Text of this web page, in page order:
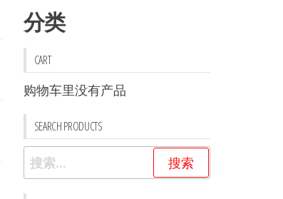
分类
CART
购物车里没有产品
SEARCH PRODUCTS
搜
索：